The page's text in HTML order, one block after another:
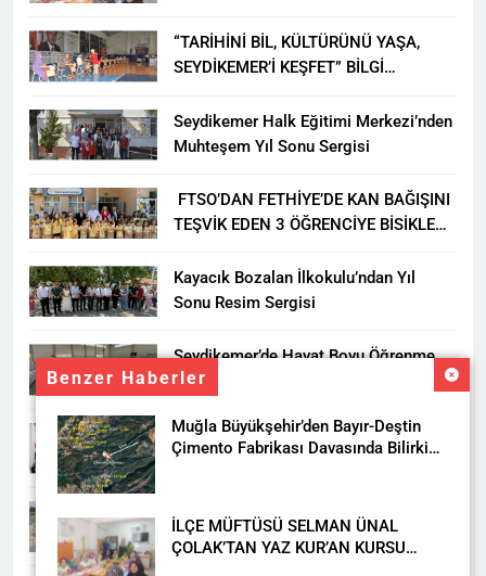
Benzer Haberler
Muğla Büyükşehir’den Bayır-Deştin
Çimento Fabrikası Davasında Bilirkişi
İLÇE MÜFTÜSÜ SELMAN ÜNAL
ÇOLAK’TAN YAZ KUR’AN KURSU
“TARİHİNİ BİL, KÜLTÜRÜNÜ YAŞA,
SEYDİKEMER’İ KEŞFET” BİLGİ
Seydikemer Halk Eğitimi Merkezi’nden
Muhteşem Yıl Sonu Sergisi
FTSO’DAN FETHİYE’DE KAN BAĞIŞINI
TEŞVİK EDEN 3 ÖĞRENCİYE BİSİKLET
Kayacık Bozalan İlkokulu’ndan Yıl
Sonu Resim Sergisi
Seydikemer’de Hayat Boyu Öğrenme
Haftası Kadıköy Sergisiyle Başladı
DALAMAN KENT PARK PROJESİ İÇİN
BAŞKAN DURMUŞ’A YETKİ VERİLDİ
Seydikemer’de Akçay Deresi Tepkisi
Büyüyor: “Yetkililer Vatandaşın Sesini
Duysun”